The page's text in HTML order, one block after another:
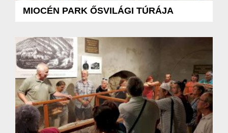
MIOCÉN PARK ŐSVILÁGI TÚRÁJA